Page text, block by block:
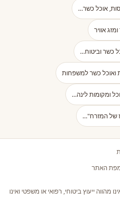
אוכל כשר…
אוויר
כשר וביטוח…
ואוכל כשר למשפחות
ומקומות לינה…
של המזרח"…
האתר
כללי ואינו מהווה ייעוץ ביטוחי, רפואי או משפטי ואינו